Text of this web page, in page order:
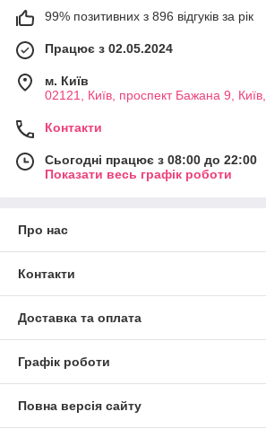
99% позитивних з 896 відгуків за рік
Працює з 02.05.2024
м. Київ
02121, Київ, проспект Бажана 9,
Контакти
Сьогодні працює з 08:00 до 22:00
Показати весь графік роботи
Про нас
Контакти
Доставка та оплата
Графік роботи
Повна версія сайту